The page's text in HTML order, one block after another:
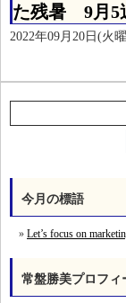
た残暑 9月5
2022年09月20日(火
今月の標語
Let’s focus on
常盤勝美プロフィ